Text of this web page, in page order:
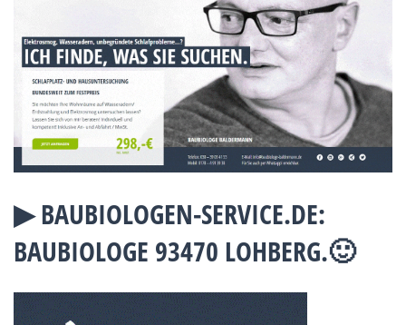
▶︎ BAUBIOLOGEN-SERVICE.DE:
BAUBIOLOGE 93470 LOHBERG.🙂